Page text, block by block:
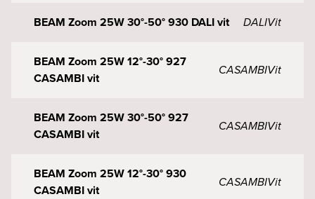
BEAM Zoom 25W 30°-50° 930 DALI vit DALIVit
BEAM Zoom 25W 12°-30° 927
CASAMBI vit
CASAMBIVit
BEAM Zoom 25W 30°-50° 927
CASAMBI vit
CASAMBIVit
BEAM Zoom 25W 12°-30° 930
CASAMBI vit
CASAMBIVit